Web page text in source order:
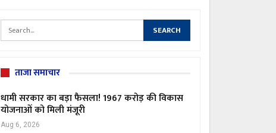
ताजा समाचार
धामी सरकार का बड़ा फैसला! 1967 करोड़ की विकास
योजनाओं को मिली मंजूरी
Aug 6, 2026